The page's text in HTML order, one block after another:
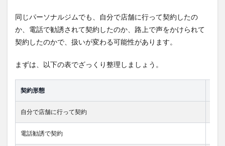
なり
い
1.2
販
勧
誘・
キャ
ッチ
なら
対象
同じパーソナルジムでも、自分で店舗に行って契約したの
か、電話で勧誘されて契約したのか、路上で声をかけられて
契約したのかで、扱いが変わる可能性があります。
まずは、以下の表でざっくり整理しましょう。
契約形態
自分で店舗に行って契約
電話勧誘で契約